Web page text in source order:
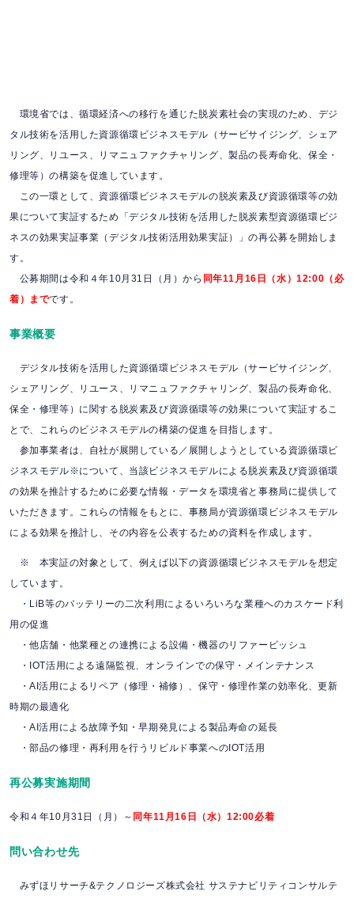
環境省では、循環経済への移行を通じた脱炭素社会の実現のため、デジ
タル技術を活用した資源循環ビジネスモデル（サービサイジング、シェア
リング、リユース、リマニュファクチャリング、製品の長寿命化、保全・
修理等）の構築を促進しています。
この一環として、資源循環ビジネスモデルの脱炭素及び資源循環等の効
果について実証するため「デジタル技術を活用した脱炭素型資源循環ビジ
ネスの効果実証事業（デジタル技術活用効果実証）」の再公募を開始しま
す。
公募期間は令和４年10月31日（月）から 同年11月16日（水）12:00（必
着）までです。
事業概要
デジタル技術を活用した資源循環ビジネスモデル（サービサイジング、
シェアリング、リユース、リマニュファクチャリング、製品の長寿命化、
保全・修理等）に関する脱炭素及び資源循環等の効果について実証するこ
とで、これらのビジネスモデルの構築の促進を目指します。
参加事業者は、自社が展開している／展開しようとしている資源循環ビ
ジネスモデル※について、当該ビジネスモデルによる脱炭素及び資源循環
の効果を推計するために必要な情報・データを環境省と事務局に提供して
いただきます。これらの情報をもとに、事務局が資源循環ビジネスモデル
による効果を推計し、その内容を公表するための資料を作成します。
※ 本実証の対象として、例えば以下の資源循環ビジネスモデルを想定
しています。
・LiB等のバッテリーの二次利用によるいろいろな業種へのカスケード利
用の促進
・他店舗・他業種との連携による設備・機器のリファービッシュ
・IOT活用による遠隔監視、オンラインでの保守・メインテナンス
・AI活用によるリペア（修理・補修）、保守・修理作業の効率化、更新
時期の最適化
・AI活用による故障予知・早期発見による製品寿命の延長
・部品の修理・再利用を行うリビルド事業へのIOT活用
再公募実施期間
令和４年10月31日（月）～ 同年11月16日（水）12:00必着
問い合わせ先
みずほリサーチ&テクノロジーズ株式会社 サステナビリティコンサルテ